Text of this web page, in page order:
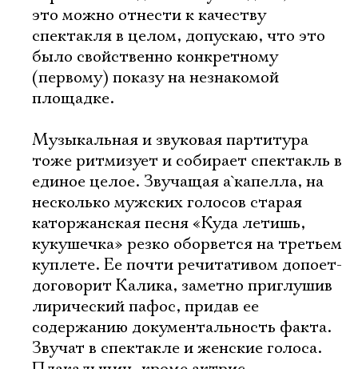
это можно отнести к качеству
спектакля в целом, допускаю, что это
было свойственно конкретному
(первому) показу на незнакомой
площадке.
Музыкальная и звуковая партитура
тоже ритмизует и собирает спектакль в
единое целое. Звучащая а`капелла, на
несколько мужских голосов старая
каторжанская песня «Куда летишь,
кукушечка» резко оборвется на третьем
куплете. Ее почти речитативом допоет-
договорит Калика, заметно приглушив
лирический пафос, придав ее
содержанию документальность факта.
Звучат в спектакле и женские голоса.